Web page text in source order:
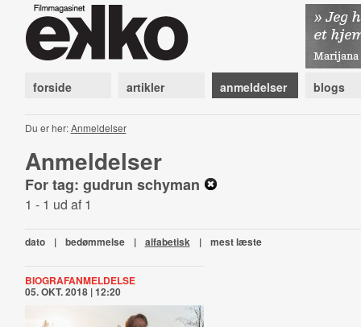
forside artikler anmeldelser blogs
Du er her:Anmeldelser
Anmeldelser
For tag: gudrun schyman
1 - 1 ud af 1
dato | bedømmelse | alfabetisk | mest læste
BIOGRAFANMELDELSE
05. OKT. 2018 | 12:20